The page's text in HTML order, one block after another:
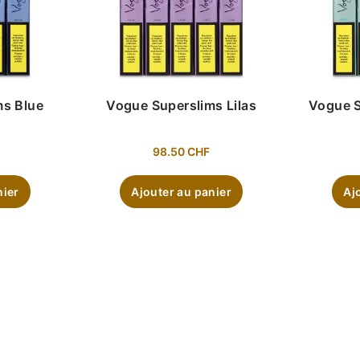
Blue Vogue Superslims Lilas
98.50CHF
Ajouter au panier
Vogue